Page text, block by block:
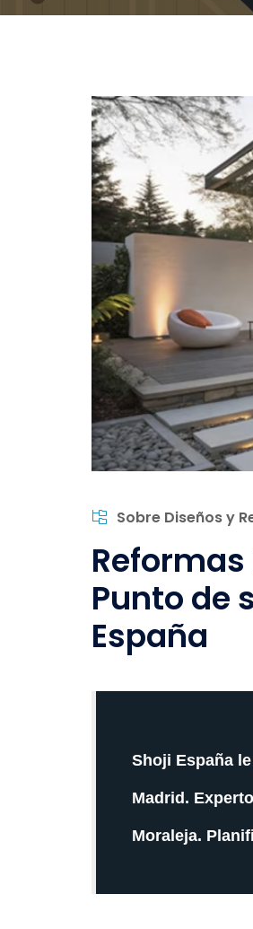
Sobre Diseños y
Punto de
España
Shoji España
Madrid.
Moraleja.